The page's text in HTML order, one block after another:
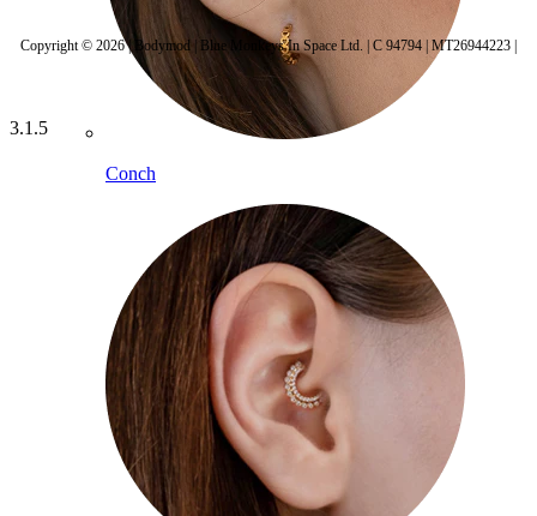
Conch
Copyright © 2026 | Bodymod | Blue Monkeys In Space Ltd. | C 94794 | MT26944223 |
3.1.5